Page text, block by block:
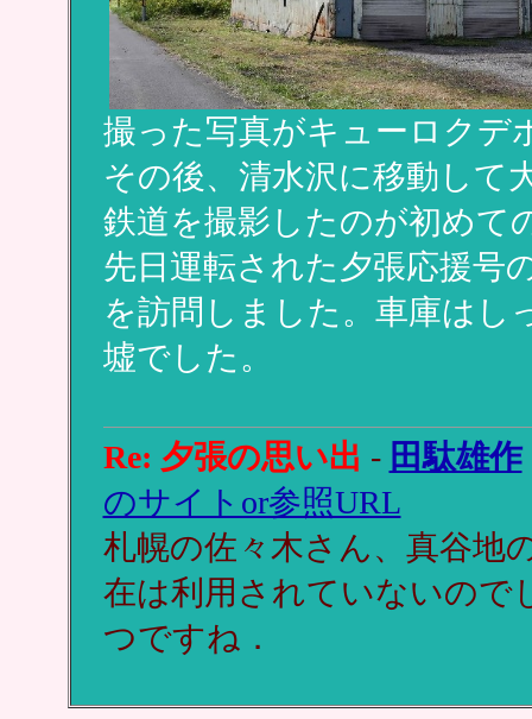
撮った写真がキューロクデ
その後、清水沢に移動して
鉄道を撮影したのが初めて
先日運転された夕張応援号
を訪問しました。車庫はし
墟でした。
Re: 夕張の思い出 - 田駄雄作
のサイトor参照URL
札幌の佐々木さん、真谷地
在は利用されていないので
つですね．